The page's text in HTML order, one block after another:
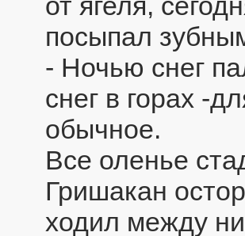
посыпал
- Ночью снег
снег в горах -
обычное.
Все оленье
Гришакан
ходил между